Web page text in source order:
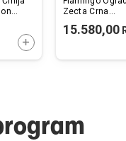
DODAJTE U KORPU
Zecta Crna
15.580,00